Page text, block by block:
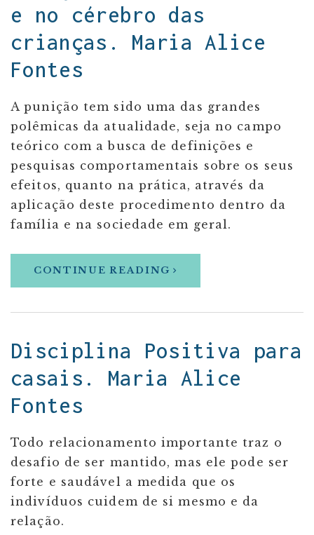
e no cérebro das
crianças. Maria Alice
Fontes
A punição tem sido uma das grandes
polêmicas da atualidade, seja no campo
teórico com a busca de definições e
pesquisas comportamentais sobre os seus
efeitos, quanto na prática, através da
aplicação deste procedimento dentro da
família e na sociedade em geral.
CONTINUE READING
Disciplina Positiva para
casais. Maria Alice
Fontes
Todo relacionamento importante traz o
desafio de ser mantido, mas ele pode ser
forte e saudável a medida que os
indivíduos cuidem de si mesmo e da
relação.